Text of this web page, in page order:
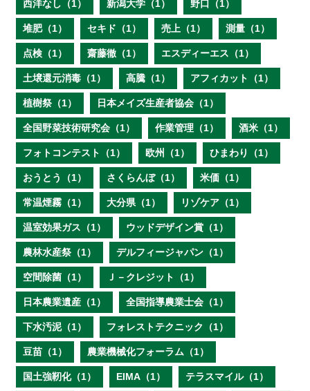
西洋なし（1） 新潟大学（1） 野口（1）
堆肥（1） セキド（1） 売上（1） 測量（1）
点検（1） 齋藤徹（1） エスディーエス（1）
土壌還元消毒（1） 高騰（1） アフィカット（1）
植樹祭（1） 日本メイズ生産者協会（1）
全国野菜技術研究会（1） 作業管理（1） 酒米（1）
フォトコンテスト（1） 欧州（1） ひまわり（1）
おうとう（1） さくらんぼ（1） 米価（1）
常温煙霧（1） 大分県（1） リゾケア（1）
温室効果ガス（1） ウッドデザイン賞（1）
農林水産祭（1） デルフィージャパン（1）
空間除菌（1） Ｊ－クレジット（1）
日本農業遺産（1） 全国指導農業士会（1）
下水汚泥（1） フォレストテクニック（1）
豆苗（1） 農業機械化フォーラム（1）
国土強靭化（1） EIMA（1） テラスマイル（1）